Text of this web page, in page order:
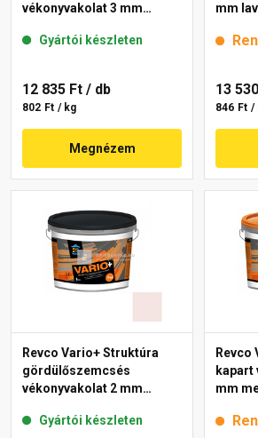
vékonyvakolat 3 mm
Gyártói készleten
12 835 Ft / db
802 Ft / kg
Megnézem
mm
13
846 Ft /
Revco Vario+ Struktúra
gördülőszemcsés
vékonyvakolat 2 mm
Gyártói készleten
Revco
kapart
mm